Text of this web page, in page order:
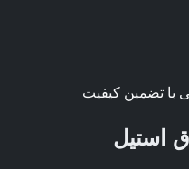
با تضمین کیفیت
استیل